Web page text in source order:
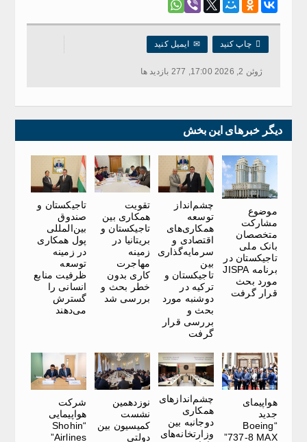
 چاپ کنید ✉ایمیل کنید
ژوئن 2, 2026 17:00, 277 بازدید ها
دیگر خبرهای این بخش
موضوع
مشارکت
متخصصان
بانک ملی
تاجیکستان در
برنامه JISPA
مورد بحث
قرار گرفت
چشم‌انداز
توسعه
همکاری‌های
اقتصادی و
سرمایه‌گذاری
بین
تاجیکستان و
ترکیه در
دوشنبه مورد
بحث و
بررسی قرار
گرفت
تقویت
همکاری بین
تاجیکستان و
بریتانیا در
زمینه
مهاجرت
کاری بدون
خطر بحث و
بررسی شد
تاجیکستان و
صندوق
بین‌المللی
پول همکاری
در زمینه
توسعه
ظرفیت منابع
انسانی را
گسترش
می‌دهند
هواپیمای
جدید
“Boeing
737-8 MAX”
چشم‌اندازهای
همکاری
دوجانبه بین
وزارتخانه‌های
نوزدهمین
نشست
کمیسیون بین
دولتی
شرکت
هواپیمایی
“Shohin
Airlines”